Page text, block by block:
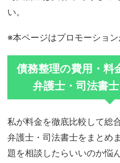
い。
※本ページはプロモーション
債務整理の費用・料
弁護士・司法書
私が料金を徹底比較して総
弁護士・司法書士を まとめ
題を相談したらいいのか悩